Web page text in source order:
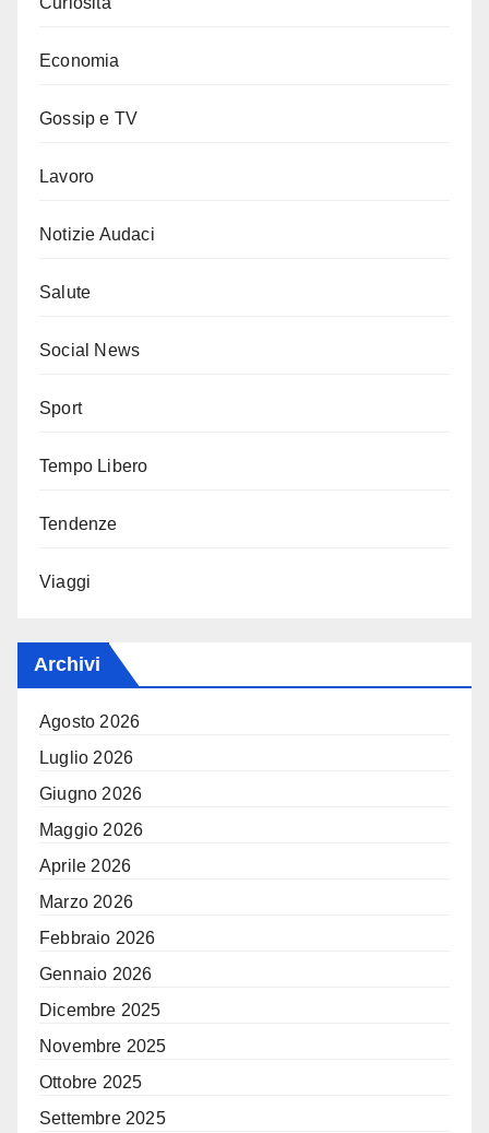
Economia
Gossip e TV
Lavoro
Notizie Audaci
Salute
Social News
Sport
Tempo Libero
Tendenze
Viaggi
Archivi
Agosto 2026
Luglio 2026
Giugno 2026
Maggio 2026
Aprile 2026
Marzo 2026
Febbraio 2026
Gennaio 2026
Dicembre 2025
Novembre 2025
Ottobre 2025
Settembre 2025